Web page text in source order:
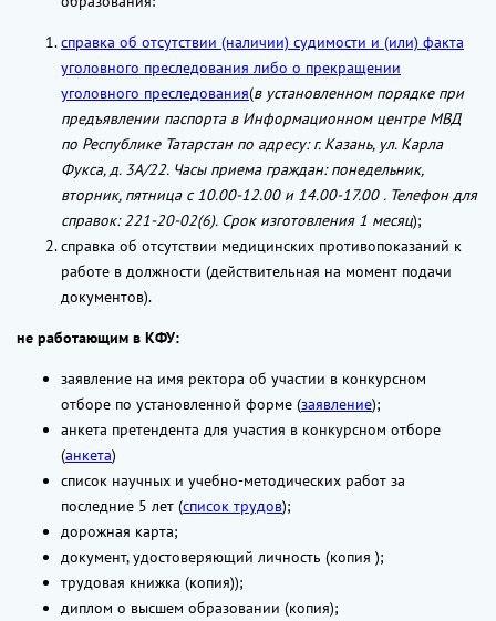
справка об отсутствии (наличии) судимости и (или) факта
уголовного преследования либо о прекращении
уголовного преследования(в установленном порядке при
предъявлении паспорта в Информационном центре МВД
по Республике Татарстан по адресу: г. Казань, ул. Карла
Фукса, д. 3А/22. Часы приема граждан: понедельник,
вторник, пятница с 10.00-12.00 и 14.00-17.00 . Телефон для
справок: 221-20-02(6). Срок изготовления 1 месяц);
справка об отсутствии медицинских противопоказаний к
работе в должности (действительная на момент подачи
документов).
не работающим в КФУ:
заявление на имя ректора об участии в конкурсном
отборе по установленной форме (заявление);
анкета претендента для участия в конкурсном отборе
(анкета)
список научных и учебно-методических работ за
последние 5 лет (список трудов);
дорожная карта;
документ, удостоверяющий личность (копия );
трудовая книжка (копия));
диплом о высшем образовании (копия);